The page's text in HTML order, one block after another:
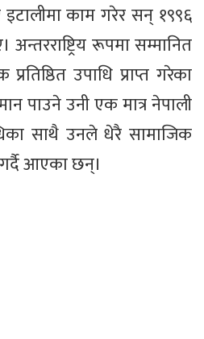
काम गरेर सन् १९९६
रूपमा सम्मानित
उपाधि प्राप्त गरेका
पाउने उनी एक मात्र नेपाली
साथै उनले धेरै सामाजिक
आएका छन्।